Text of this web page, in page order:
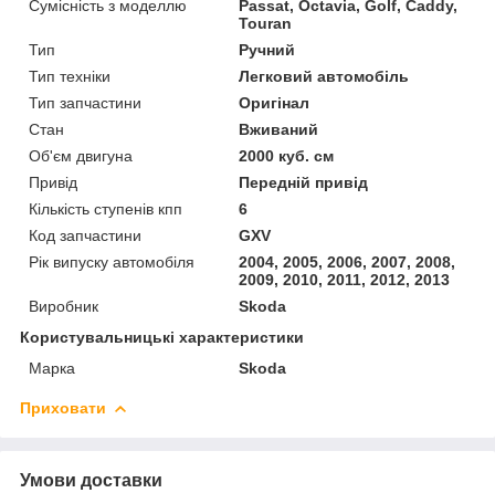
Сумісність з моделлю
Passat, Octavia, Golf, Caddy,
Touran
Тип
Ручний
Тип техніки
Легковий автомобіль
Тип запчастини
Оригінал
Стан
Вживаний
Об'єм двигуна
2000 куб. см
Привід
Передній привід
Кількість ступенів кпп
6
Код запчастини
GXV
Рік випуску автомобіля
2004, 2005, 2006, 2007, 2008,
2009, 2010, 2011, 2012, 2013
Виробник
Skoda
Користувальницькі характеристики
Марка
Skoda
Приховати
Умови доставки